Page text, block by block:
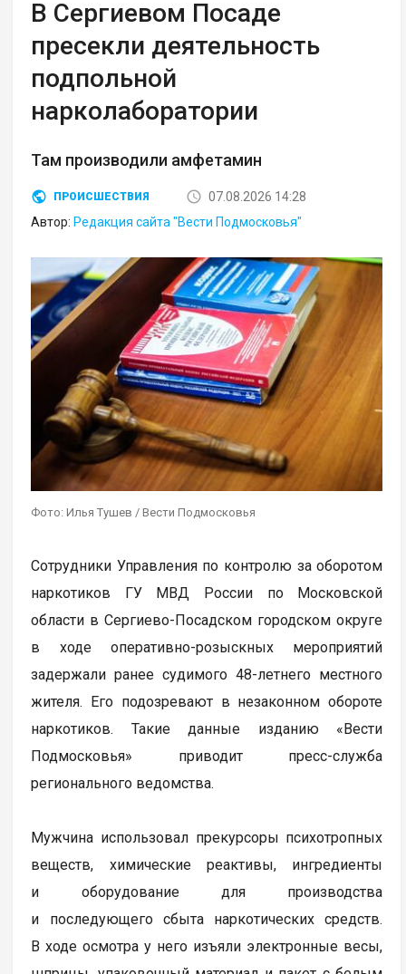
В Сергиевом Посаде
пресекли деятельность
подпольной
нарколаборатории
Там производили амфетамин
ПРОИСШЕСТВИЯ
07.08.2026 14:28
Автор: Редакция сайта "Вести Подмосковья"
Фото: Илья Тушев / Вести Подмосковья
Сотрудники Управления по контролю за оборотом
наркотиков ГУ МВД России по Московской
области в Сергиево-Посадском городском округе
в ходе оперативно-розыскных мероприятий
задержали ранее судимого 48-летнего местного
жителя. Его подозревают в незаконном обороте
наркотиков. Такие данные изданию «Вести
Подмосковья» приводит пресс-служба
регионального ведомства.
Мужчина использовал прекурсоры психотропных
веществ, химические реактивы, ингредиенты
и оборудование для производства
и последующего сбыта наркотических средств.
В ходе осмотра у него изъяли электронные весы,